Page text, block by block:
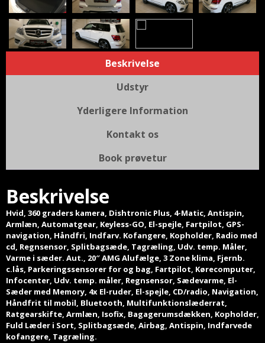
Beskrivelse
Udstyr
Yderligere Information
Kontakt os
Book prøvetur
Beskrivelse
Hvid, 360 graders kamera, Dishtronic Plus, 4-Matic, Antispin,
Armlæn, Automatgear, Keyless-GO, El-spejle, Fartpilot, GPS-
navigation, Håndfri, Indfarv. Kofangere, Kopholder, Radio med
cd, Regnsensor, Splitbagsæde, Tagræling, Udv. temp. Måler,
Varme i sæder. Aut., 20″ AMG Alufælge, 3 Zone klima, Fjernb.
c.lås, Parkeringssensorer for og bag, Fartpilot, Kørecomputer,
Infocenter, Udv. temp. måler, Regnsensor, Sædevarme, El-
Sæder med Memory, 4x El-ruder, El-spejle, CD/radio, Navigation,
Håndfrit til mobil, Bluetooth, Multifunktionslæderrat,
Ratgearskifte, Armlæn, Isofix, Bagagerumsdækken, Kopholder,
Fuld Læder i Sort, Splitbagsæde, Airbag, Antispin, Indfarvede
kofangere, Tagræling.